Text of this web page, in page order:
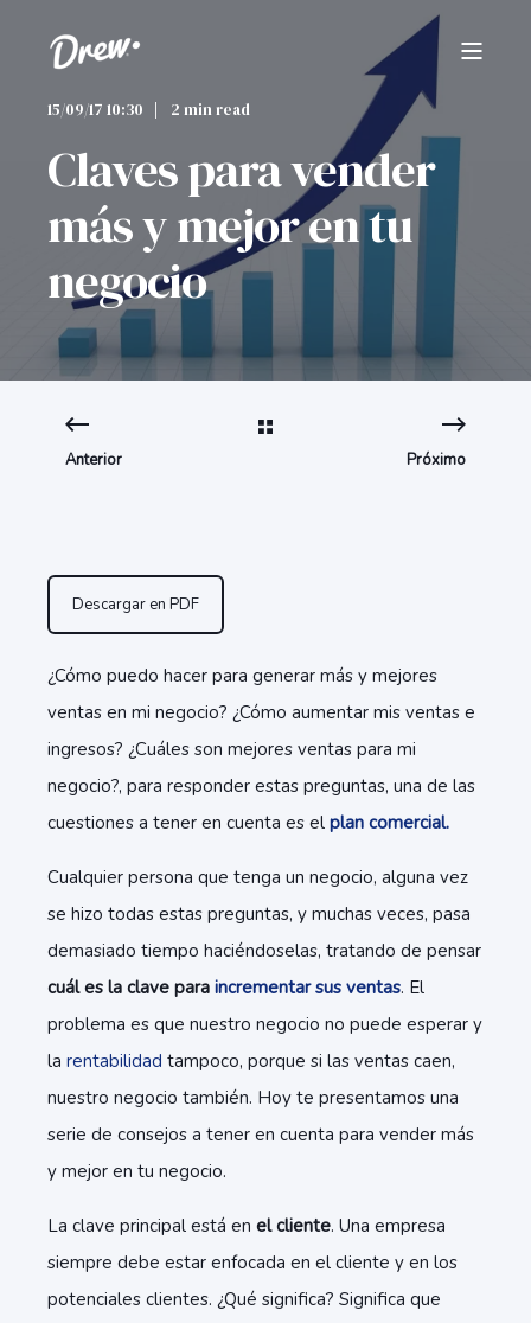
15/09/17 10:30 2 min read
Claves para vender
más y mejor en tu
negocio
Anterior Próximo
Descargar en PDF
¿Cómo puedo hacer para generar más y mejores
ventas en mi negocio? ¿Cómo aumentar mis ventas e
ingresos? ¿Cuáles son mejores ventas para mi
negocio?, para responder estas preguntas, una de las
cuestiones a tener en cuenta es el plan comercial.
Cualquier persona que tenga un negocio, alguna vez
se hizo todas estas preguntas, y muchas veces, pasa
demasiado tiempo haciéndoselas, tratando de pensar
cuál es la clave para incrementar sus ventas. El
problema es que nuestro negocio no puede esperar y
la rentabilidad tampoco, porque si las ventas caen,
nuestro negocio también. Hoy te presentamos una
serie de consejos a tener en cuenta para vender más
y mejor en tu negocio.
La clave principal está en el cliente. Una empresa
siempre debe estar enfocada en el cliente y en los
potenciales clientes. ¿Qué significa? Significa que